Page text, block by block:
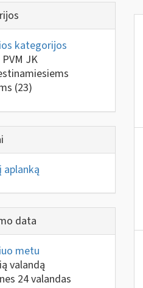
kategorijos
PVM JK
(23)
aplanką
data
metu
valandą
24 valandas